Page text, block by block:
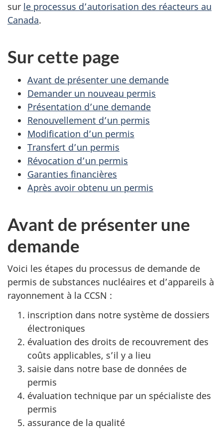
sur le processus d’autorisation des réacteurs au
Canada.
Sur cette page
Avant de présenter une demande
Demander un nouveau permis
Présentation d’une demande
Renouvellement d’un permis
Modification d’un permis
Transfert d’un permis
Révocation d’un permis
Garanties financières
Après avoir obtenu un permis
Avant de présenter une
demande
Voici les étapes du processus de demande de
permis de substances nucléaires et d’appareils à
rayonnement à la CCSN :
inscription dans notre système de dossiers
électroniques
évaluation des droits de recouvrement des
coûts applicables, s’il y a lieu
saisie dans notre base de données de
permis
évaluation technique par un spécialiste des
permis
assurance de la qualité